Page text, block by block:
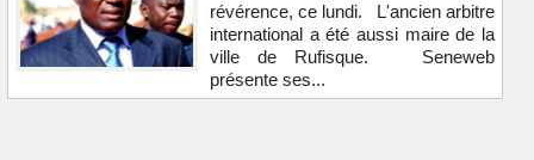
révérence, ce lundi. L'ancien arbitre
international a été aussi maire de la
ville de Rufisque. Seneweb
présente ses...